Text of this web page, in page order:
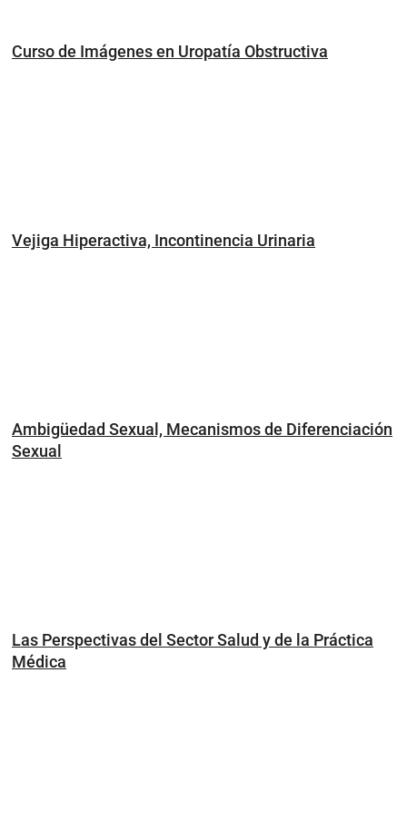
Curso de Imágenes en Uropatía Obstructiva
Vejiga Hiperactiva, Incontinencia Urinaria
Ambigüedad Sexual, Mecanismos de Diferenciación
Sexual
Las Perspectivas del Sector Salud y de la Práctica
Médica